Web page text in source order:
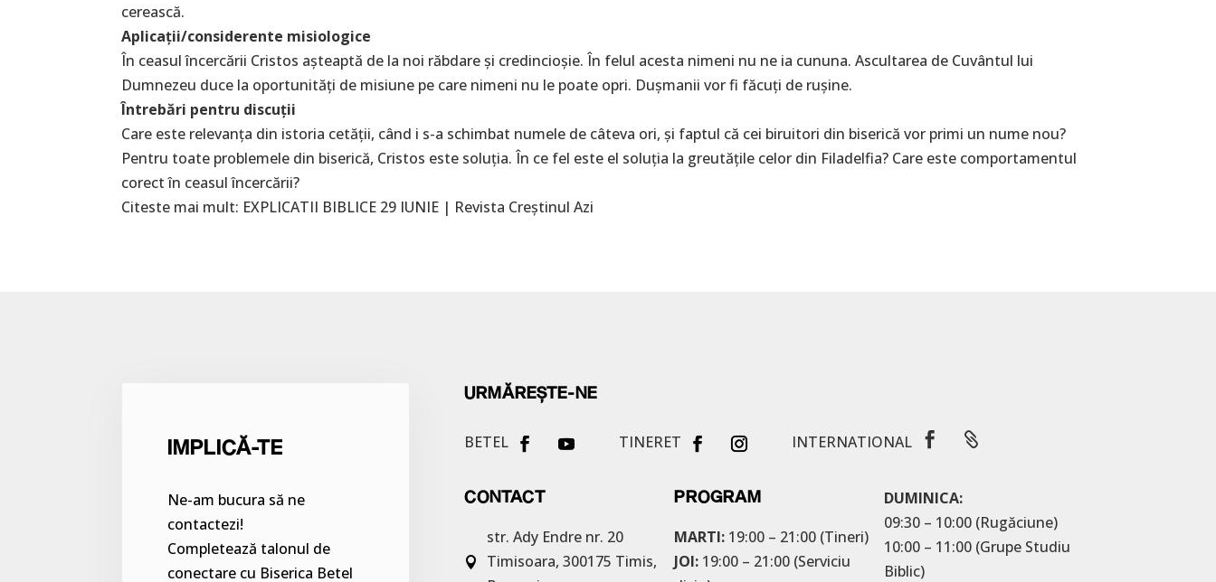
cerească.
Aplicații/considerente misiologice
În ceasul încercării Cristos așteaptă de la noi răbdare și credincioșie. În felul acesta nimeni nu ne ia cununa. Ascultarea de Cuvântul lui
Dumnezeu duce la oportunități de misiune pe care nimeni nu le poate opri. Dușmanii vor fi făcuți de rușine.
Întrebări pentru discuții
Care este relevanța din istoria cetății, când i s-a schimbat numele de câteva ori, și faptul că cei biruitori din biserică vor primi un nume nou?
Pentru toate problemele din biserică, Cristos este soluția. În ce fel este el soluția la greutățile celor din Filadelfia? Care este comportamentul
corect în ceasul încercării?
Citeste mai mult: EXPLICATII BIBLICE 29 IUNIE | Revista Creştinul Azi
IMPLICĂ-TE
Ne-am bucura să ne
contactezi!
Completează talonul de
conectare cu Biserica Betel
URMĂREȘTE-NE
BETEL TINERET INTERNATIONAL  
CONTACT

str. Ady Endre nr. 20
Timisoara, 300175 Timis,
PROGRAM
MARTI: 19:00 – 21:00 (Tineri)
JOI: 19:00 – 21:00 (Serviciu
DUMINICA:
09:30 – 10:00 (Rugăciune)
10:00 – 11:00 (Grupe Studiu
Biblic)